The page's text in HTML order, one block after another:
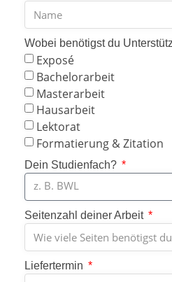
Wobei benötigst du
Exposé
Bachelorarbeit
Masterarbeit
Hausarbeit
Lektorat
Formatierung & Zitation
Dein Studienfach?
Seitenzahl deiner Arbeit
Liefertermin